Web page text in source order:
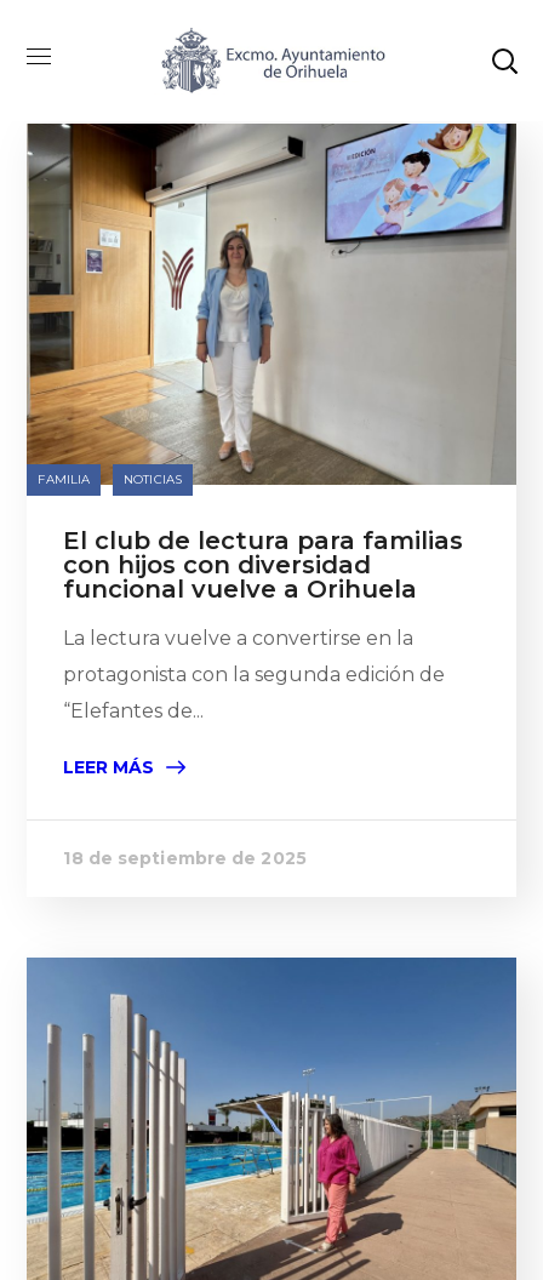
Categoría: Familia
FAMILIA NOTICIAS
El club de lectura para familias
con hijos con diversidad
funcional vuelve a Orihuela
La lectura vuelve a convertirse en la
protagonista con la segunda edición de
“Elefantes de...
LEER MÁS
18 de septiembre de 2025